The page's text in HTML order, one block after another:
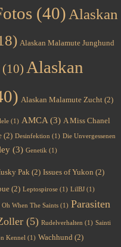
(40) Alaskan
Alaskan Malamute Junghund
(10) Alaskan
Alaskan Malamute Zucht (2)
(1) AMCA (3) A Miss Chanel
(2) Desinfektion (1) Die Unvergessenen
(3) Genetik (1)
Pak (2) Issues of Yukon (2)
(2) Leptospirose (1) LilBJ (1)
Oh When The Saints (1) Parasiten
(5) Rudelverhalten (1) Sainti
Kennel (1) Wachhund (2)